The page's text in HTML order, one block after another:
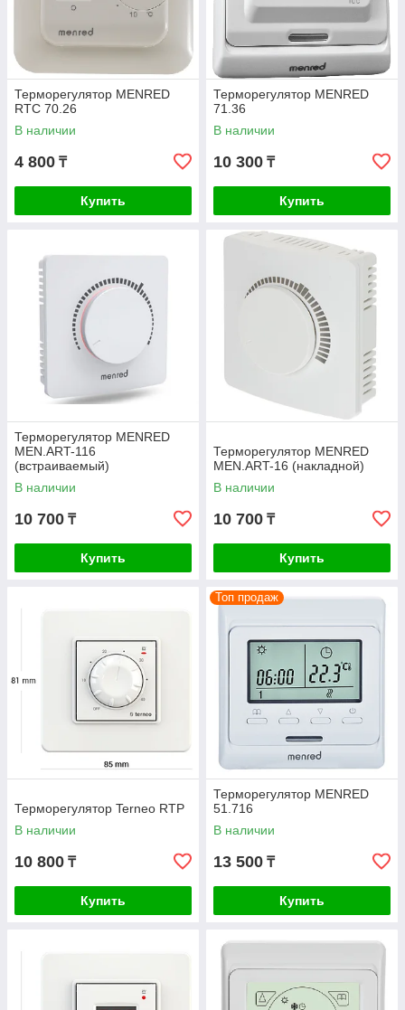
Терморегулятор MENRED
RTC 70.26
В наличии
4 800 ₸
Купить
Терморегулятор MENRED
71.36
В наличии
10 300 ₸
Купить
Терморегулятор MENRED
MEN.ART-116
(встраиваемый)
В наличии
10 700 ₸
Купить
Терморегулятор MENRED
MEN.ART-16 (накладной)
В наличии
10 700 ₸
Купить
Терморегулятор Terneo RTP
В наличии
10 800 ₸
Купить
Топ продаж
Терморегулятор MENRED
51.716
В наличии
13 500 ₸
Купить